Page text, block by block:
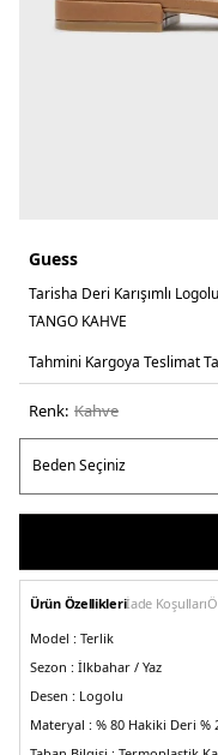
Guess
Tarisha Deri Karışımlı
TANGO KAHVE
Tahmini Kargoya Teslimat
Renk: kahve
Ürün Özellikleriİade Koşulları
Model : Terlik
Sezon : İlkbahar / Yaz
Desen : Logolu
Materyal : % 80 Hakiki Deri %